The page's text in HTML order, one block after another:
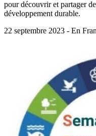
pour découvrir et partager
développement durable.
22 septembre 2023 - En